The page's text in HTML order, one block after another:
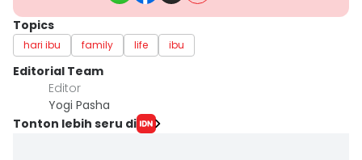
Topics
hari ibu family life ibu
Editorial Team
Editor
Yogi Pasha
Tonton lebih seru di